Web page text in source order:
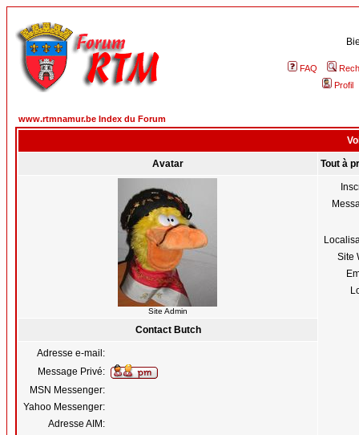
FAQ
Profil
www.rtmnamur.be Index du Forum
Avatar Tout à
Site Admin
Site
Contact Butch
Adresse e-mail:
Message Privé:
MSN Messenger:
Yahoo Messenger:
Adresse AIM: